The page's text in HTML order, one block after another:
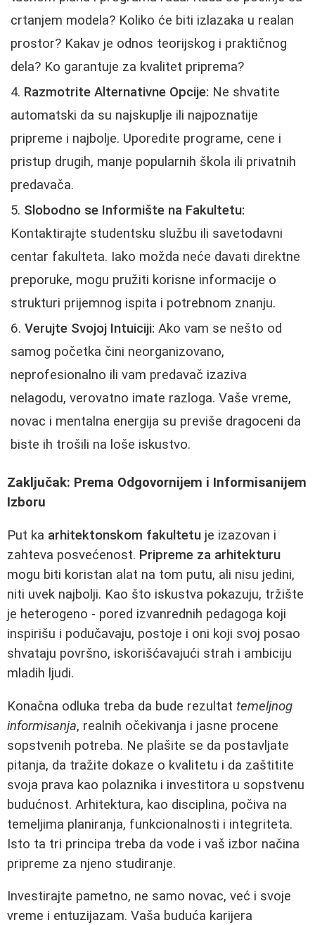
crtanjem modela? Koliko će biti izlazaka u realan
prostor? Kakav je odnos teorijskog i praktičnog
dela? Ko garantuje za kvalitet priprema?
Razmotrite Alternativne Opcije: Ne shvatite
automatski da su najskuplje ili najpoznatije
pripreme i najbolje. Uporedite programe, cene i
pristup drugih, manje popularnih škola ili privatnih
predavača.
Slobodno se Informište na Fakultetu:
Kontaktirajte studentsku službu ili savetodavni
centar fakulteta. Iako možda neće davati direktne
preporuke, mogu pružiti korisne informacije o
strukturi prijemnog ispita i potrebnom znanju.
Verujte Svojoj Intuiciji: Ako vam se nešto od
samog početka čini neorganizovano,
neprofesionalno ili vam predavač izaziva
nelagodu, verovatno imate razloga. Vaše vreme,
novac i mentalna energija su previše dragoceni da
biste ih trošili na loše iskustvo.
Zaključak: Prema Odgovornijem i Informisanijem
Izboru
Put ka arhitektonskom fakultetu je izazovan i
zahteva posvećenost. Pripreme za arhitekturu
mogu biti koristan alat na tom putu, ali nisu jedini,
niti uvek najbolji. Kao što iskustva pokazuju, tržište
je heterogeno - pored izvanrednih pedagoga koji
inspirišu i podučavaju, postoje i oni koji svoj posao
shvataju površno, iskorišćavajući strah i ambiciju
mladih ljudi.
Konačna odluka treba da bude rezultat temeljnog
informisanja, realnih očekivanja i jasne procene
sopstvenih potreba. Ne plašite se da postavljate
pitanja, da tražite dokaze o kvalitetu i da zaštitite
svoja prava kao polaznika i investitora u sopstvenu
budućnost. Arhitektura, kao disciplina, počiva na
temeljima planiranja, funkcionalnosti i integriteta.
Isto ta tri principa treba da vode i vaš izbor načina
pripreme za njeno studiranje.
Investirajte pametno, ne samo novac, već i svoje
vreme i entuzijazam. Vaša buduća karijera